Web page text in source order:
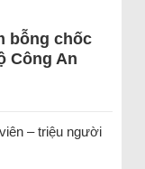
bỗng chốc
Công An
– triệu người